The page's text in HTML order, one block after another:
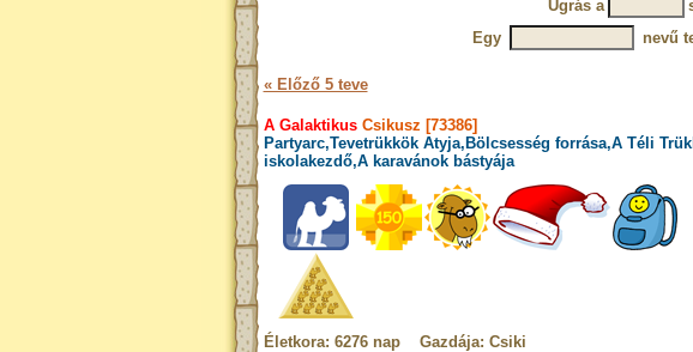
Ugrás a
Egy
nevű
« Előző 5 teve
A GalaktikusCsikusz [73386]
Partyarc,Tevetrükkök Atyja,Bölcsesség forrása,A Téli
iskolakezdő,A karavánok bástyája
Életkora: 6276 nap Gazdája: Csiki